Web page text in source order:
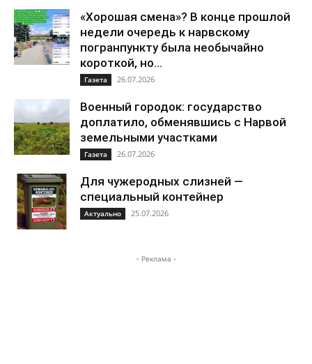
«Хорошая смена»? В конце прошлой
недели очередь к нарвскому
погранпункту была необычайно
короткой, но...
Газета 26.07.2026
Военный городок: государство
доплатило, обменявшись с Нарвой
земельными участками
Газета 26.07.2026
Для чужеродных слизней —
специальный контейнер
Актуально 25.07.2026
- Реклама -